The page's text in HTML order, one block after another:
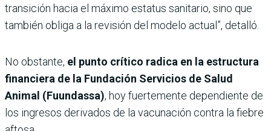
transición hacia el máximo estatus sanitario, sino que
también obliga a la revisión del modelo actual”, detalló.
No obstante, el punto crítico radica en la estructura
financiera de la Fundación Servicios de Salud
Animal (Fuundassa), hoy fuertemente dependiente de
los ingresos derivados de la vacunación contra la fiebre